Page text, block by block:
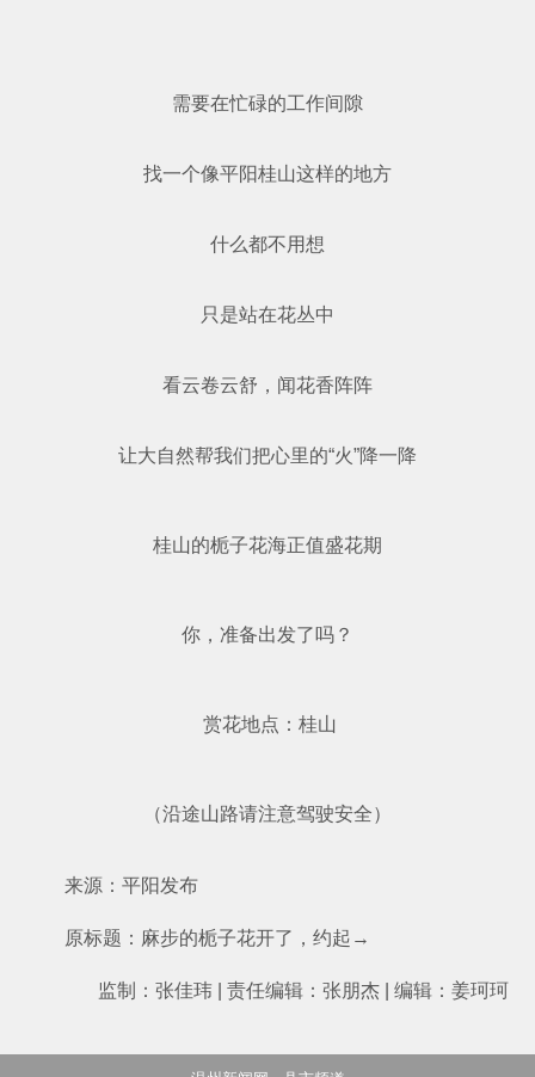
需要在忙碌的工作间隙
找一个像平阳桂山这样的地方
什么都不用想
只是站在花丛中
看云卷云舒，闻花香阵阵
让大自然帮我们把心里的“火”降一降
桂山的栀子花海正值盛花期
你，准备出发了吗？
赏花地点：桂山
（沿途山路请注意驾驶安全）
来源：平阳发布
原标题：麻步的栀子花开了，约起→
监制：张佳玮 | 责任编辑：张朋杰 | 编辑：姜珂珂